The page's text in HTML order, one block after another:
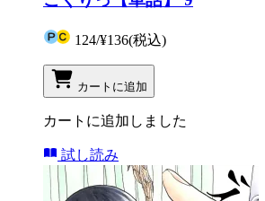
124/¥136(税込)
カートに追加
カートに追加しました
試し読み